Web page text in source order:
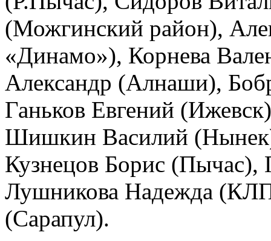
(Можгинский район),
«Динамо»), Корнева
Александр (Алнаши),
Ганьков Евгений
Шишкин Василий
Кузнецов Борис (Пычас),
Лушникова Надежда
(Сарапул).